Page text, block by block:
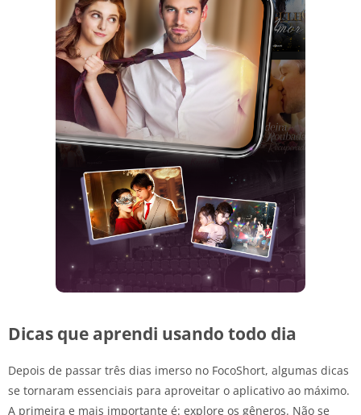
Dicas que aprendi usando todo dia
Depois de passar três dias imerso no FocoShort, algumas dicas
se tornaram essenciais para aproveitar o aplicativo ao máximo.
A primeira e mais importante é: explore os gêneros. Não se